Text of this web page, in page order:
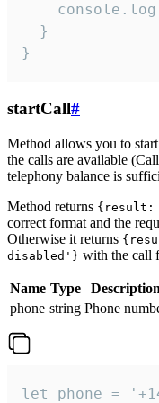
  }
}
startCall#
Method allows you to
the calls are available
telephony balance is
Method returns
correct format and the
Otherwise it returns
disabled'} with the call
Name Type
Description
phone string Phone
let phone =